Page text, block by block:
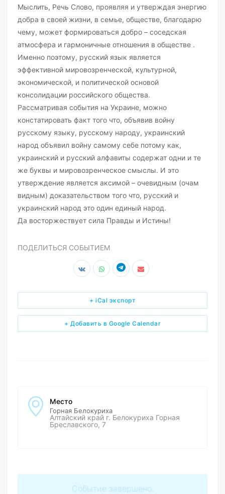
Мыслить, Речь Слово, проявляя и утверждая энергию
добра в своей жизни, в семье, обществе, благодарю
чему, может формироваться добро – соседская
атмосфера и гармоничные отношения в обществе .
Именно поэтому, русский язык является
эффективной мировозренческой, культурной,
экономической, и политической основой
консолидации российского общества.
Рассматривая события на Украине, можно
констатировать факт того что, объявив войну
русскому языку, русскому народу, украинский
народ объявил войну самому себе потому как,
украинский и русский алфавиты содержат одни и те
же буквы и мировозренческое смыслы. И это
утверждение является аксимой – очевидным (очам
видным) доказательством того что, русский и
украинский народ это один единый народ.
Да восторжествует сила Правды и Истины!
ПОДЕЛИТЬСЯ СОБЫТИЕМ
+ Добавить в Google Calendar
+ iCal экспорт
Место
Горная Белокуриха
Алтайский край г. Белокуриха Горная
Бреславского, 7
Событие завершено.